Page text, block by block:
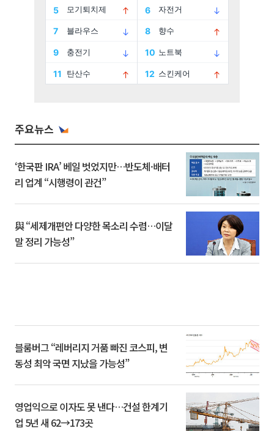
주요뉴스
‘한국판 IRA’ 베일 벗었지만…반도체·배터
리 업계 “시행령이 관건”
與 “세제개편안 다양한 목소리 수렴…이달
말 정리 가능성”
블룸버그 “레버리지 거품 빠진 코스피, 변
동성 최악 국면 지났을 가능성”
영업익으로 이자도 못 낸다…건설 한계기
업 5년 새 62→173곳